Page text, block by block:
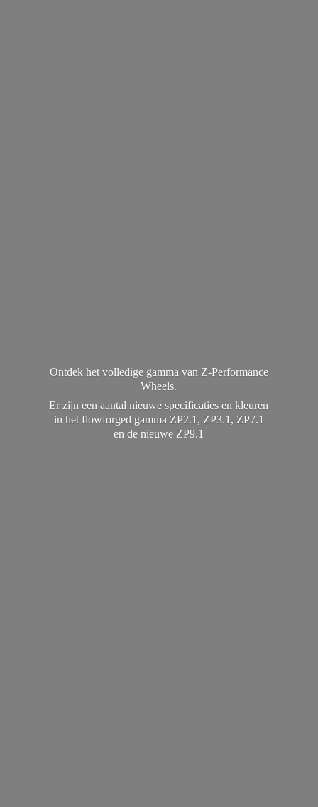
Ontdek het volledige gamma van Z-Performance
Wheels.
Er zijn een aantal nieuwe specificaties en kleuren
in het flowforged gamma ZP2.1, ZP3.1, ZP7.1
en denieuwe ZP9.1